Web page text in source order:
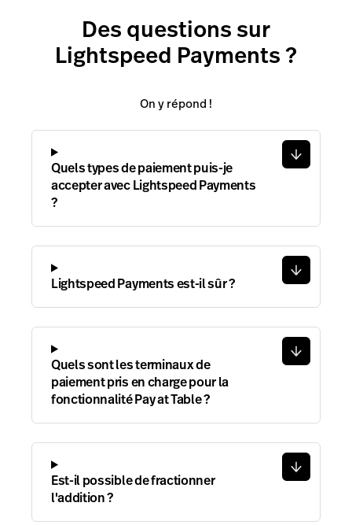
Des questions sur
Lightspeed Payments ?
On y répond !
Quels types de paiement puis-je
accepter avec Lightspeed Payments
?
Lightspeed Payments est-il sûr ?
Quels sont les terminaux de
paiement pris en charge pour la
fonctionnalité Pay at Table ?
Est-il possible de fractionner
l'addition ?